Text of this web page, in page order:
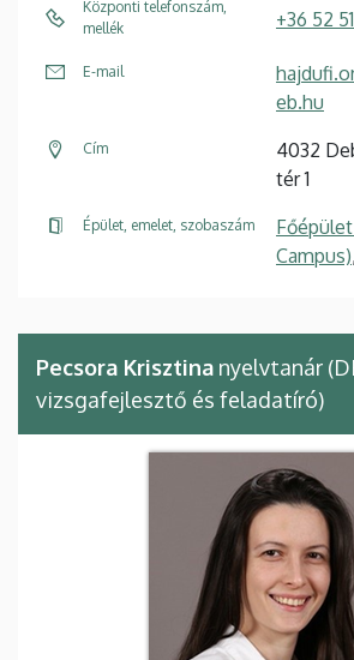
Központi telefonszám,
mellék
+36 52
E-mail
eb.hu
Cím
4032
tér 1
Épület, emelet, szobaszám
Campus)
Pecsora Krisztina nyelvtanár
vizsgafejlesztő és feladatíró)